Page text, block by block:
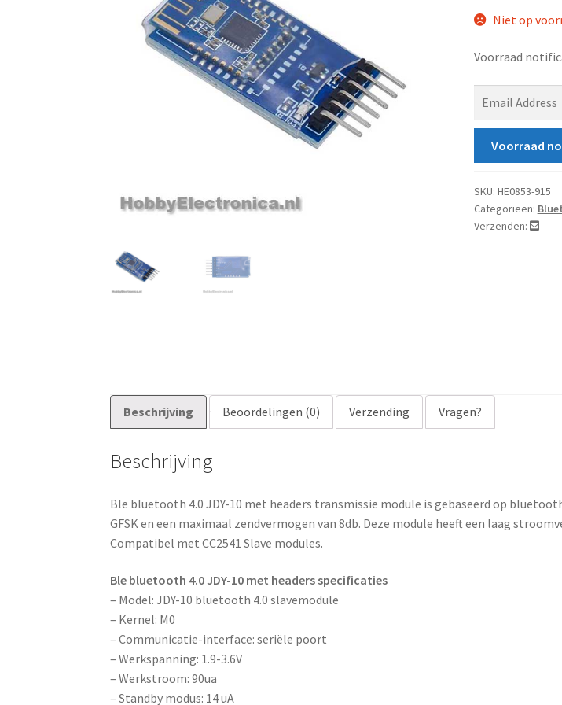
Niet op
Voorraad
t
y
o
u
d
r
t
o
Voorraad
SKU: HE0853-915
Categorieën:
Verzenden:
Beschrijving Beoordelingen (0) Verzending Vragen?
Beschrijving
Ble bluetooth 4.0 JDY-10 met headers transmissie module is gebaseerd op
GFSK en een maximaal zendvermogen van 8db. Deze module heeft een laag
Compatibel met CC2541 Slave modules.
Ble bluetooth 4.0 JDY-10 met headers specificaties
– Model: JDY-10 bluetooth 4.0 slavemodule
– Kernel: M0
– Communicatie-interface: seriële poort
– Werkspanning: 1.9-3.6V
– Werkstroom: 90ua
– Standby modus: 14 uA